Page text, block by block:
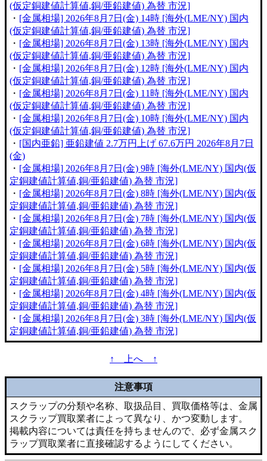
(仮定銅建値計算値,銅/亜鉛建値) 為替 市況]
・ [金属相場] 2026年8月7日(金) 14時 [海外(LME/NY) 国内
(仮定銅建値計算値,銅/亜鉛建値) 為替 市況]
・ [金属相場] 2026年8月7日(金) 13時 [海外(LME/NY) 国内
(仮定銅建値計算値,銅/亜鉛建値) 為替 市況]
・ [金属相場] 2026年8月7日(金) 12時 [海外(LME/NY) 国内
(仮定銅建値計算値,銅/亜鉛建値) 為替 市況]
・ [金属相場] 2026年8月7日(金) 11時 [海外(LME/NY) 国内
(仮定銅建値計算値,銅/亜鉛建値) 為替 市況]
・ [金属相場] 2026年8月7日(金) 10時 [海外(LME/NY) 国内
(仮定銅建値計算値,銅/亜鉛建値) 為替 市況]
・ [国内亜鉛] 亜鉛建値 2.7万円上げ 67.6万円 2026年8月7日
(金)
・ [金属相場] 2026年8月7日(金) 9時 [海外(LME/NY) 国内(仮
定銅建値計算値,銅/亜鉛建値) 為替 市況]
・ [金属相場] 2026年8月7日(金) 8時 [海外(LME/NY) 国内(仮
定銅建値計算値,銅/亜鉛建値) 為替 市況]
・ [金属相場] 2026年8月7日(金) 7時 [海外(LME/NY) 国内(仮
定銅建値計算値,銅/亜鉛建値) 為替 市況]
・ [金属相場] 2026年8月7日(金) 6時 [海外(LME/NY) 国内(仮
定銅建値計算値,銅/亜鉛建値) 為替 市況]
・ [金属相場] 2026年8月7日(金) 5時 [海外(LME/NY) 国内(仮
定銅建値計算値,銅/亜鉛建値) 為替 市況]
・ [金属相場] 2026年8月7日(金) 4時 [海外(LME/NY) 国内(仮
定銅建値計算値,銅/亜鉛建値) 為替 市況]
・ [金属相場] 2026年8月7日(金) 3時 [海外(LME/NY) 国内(仮
定銅建値計算値,銅/亜鉛建値) 為替 市況]
↑ 上へ ↑
注意事項
スクラップの分類や名称、取扱品目、買取価格等は、金属
スクラップ買取業者によって異なり、かつ変動します。
掲載内容については責任を持ちませんので、必ず金属スク
ラップ買取業者に直接確認するようにしてください。